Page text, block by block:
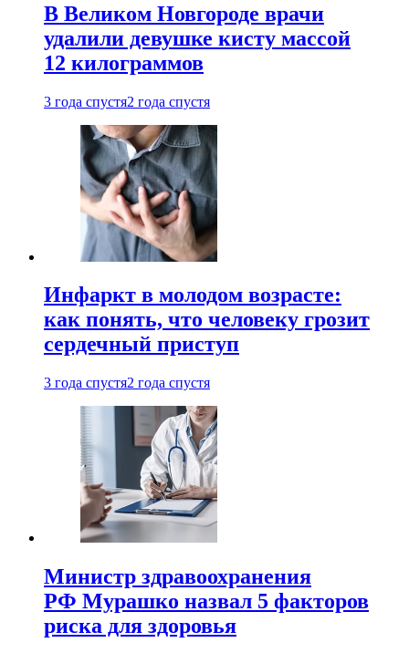
В Великом Новгороде врачи
удалили девушке кисту массой
12 килограммов
3 года спустя2 года спустя
Инфаркт в молодом возрасте:
как понять, что человеку грозит
сердечный приступ
3 года спустя2 года спустя
Министр здравоохранения
РФ Мурашко назвал 5 факторов
риска для здоровья